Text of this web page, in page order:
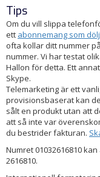
Tips
Om du vill slippa
ett abonnemang som
ofta kollar ditt nummer
nummer. Vi har testat
Hallon för detta. Ett
Skype.
Telemarketing är ett
provisionsbaserat kan
sålt en produkt utan att
att så inte var
du bestrider fakturan.
Numret 01032616810
2616810.